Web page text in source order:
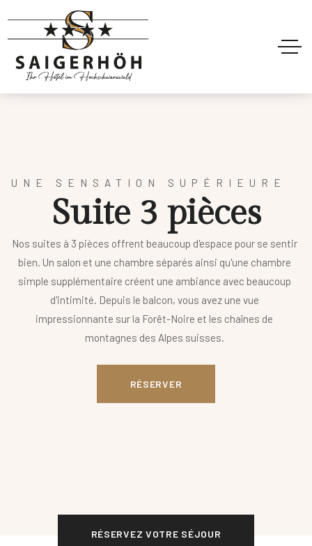
UNE SENSATION SUPÉRIEURE
Suite 3 pièces
Nos suites à 3 pièces offrent beaucoup d'espace pour se sentir
bien. Un salon et une chambre séparés ainsi qu'une chambre
simple supplémentaire créent une ambiance avec beaucoup
d'intimité. Depuis le balcon, vous avez une vue
impressionnante sur la Forêt-Noire et les chaînes de
montagnes des Alpes suisses.
RÉSERVER
RÉSERVEZ VOTRE SÉJOUR